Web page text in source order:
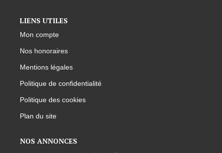
LIENS UTILES
Mon compte
Nos honoraires
Mentions légales
Politique de confidentialité
Politique des cookies
Plan du site
NOS ANNONCES